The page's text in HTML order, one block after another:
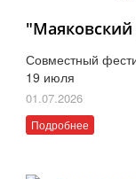
"Маяковский
Совместный
19 июля
01.07.2026
Подробнее